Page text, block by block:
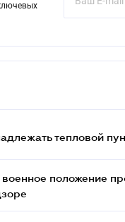
тепловой
положение